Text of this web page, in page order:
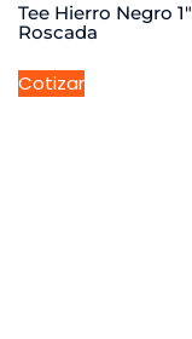
Tee Hierro Negro 1″
Roscada
Cotizar